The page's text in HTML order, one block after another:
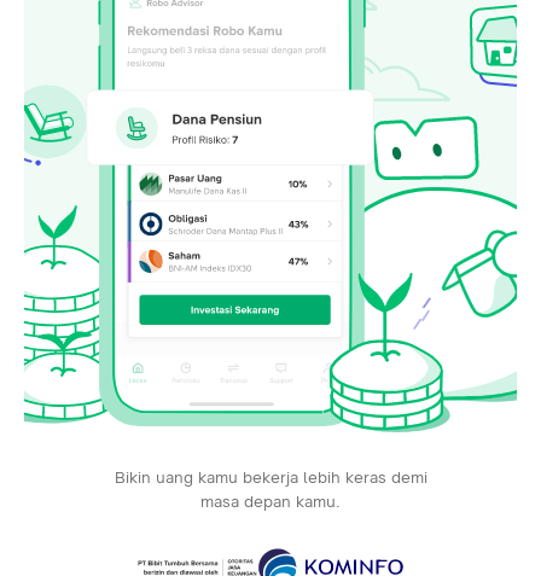
Bikin uang kamu bekerja lebih keras demi
masa depan kamu.